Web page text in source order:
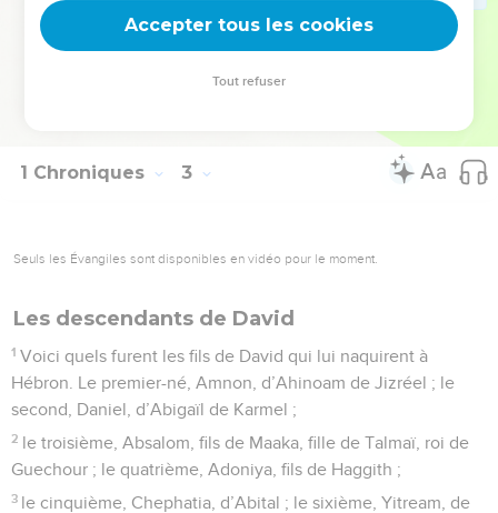
issus de Hamath, père de la maison de Rékab.
© Société biblique française – Bibli’O, 1978, avec autorisation. Pour vous procurer
1 Chroniques 3
Seuls les Évangiles sont disponibles en vidéo pour le moment.
Les descendants de David
1 Voici quels furent les fils de David qui lui naquirent à
Hébron. Le premier-né, Amnon, d’Ahinoam de Jizréel ; le
second, Daniel, d’Abigaïl de Karmel ;
2 le troisième, Absalom, fils de Maaka, fille de Talmaï, roi de
Guechour ; le quatrième, Adoniya, fils de Haggith ;
3 le cinquième, Chephatia, d’Abital ; le sixième, Yitream, de
Accepter tous les cookies
Tout refuser